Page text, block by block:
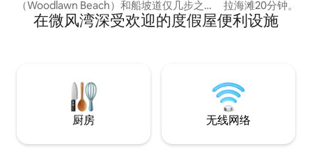
（Woodlawn Beach）和船坡道仅几步之
遥。 位于Navarre和Pensacola海滩之间，
靠近Gulf Breeze动物园。 享受带热水浴
寻求宁静海滨度假的人。
拉海滩20分钟。 观赏蓝苍鹭和海豚，坐在
两个私人露台中的
欣赏海湾的日出。 乘坐我们的皮划艇在清
（East Bay）以红
名。
在微风湾深受欢迎的度假屋便利设施
厨房 无线网络